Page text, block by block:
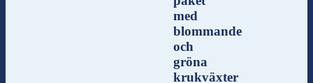
med
blommande
och
gröna
krukväxter